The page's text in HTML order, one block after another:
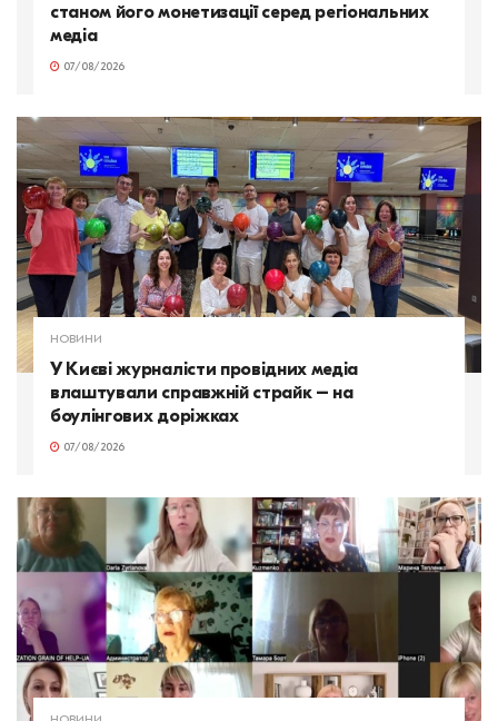
станом його монетизації серед регіональних
медіа
07/08/2026
НОВИНИ
У Києві журналісти провідних медіа
влаштували справжній страйк – на
боулінгових доріжках
07/08/2026